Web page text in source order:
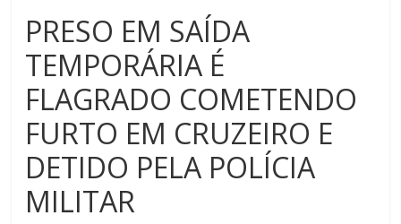
PRESO EM SAÍDA
TEMPORÁRIA É
FLAGRADO COMETENDO
FURTO EM CRUZEIRO E
DETIDO PELA POLÍCIA
MILITAR